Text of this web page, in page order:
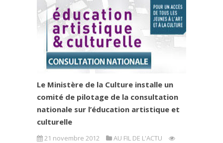
Le Ministère de la Culture installe un
comité de pilotage de la consultation
nationale sur l’éducation artistique et
culturelle
21 novembre 2012
AU FIL DE L'ACTU